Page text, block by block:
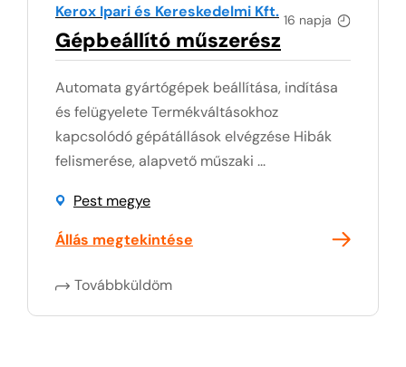
16 napja
Kerox Ipari és Kereskedelmi Kft.
Gépbeállító műszerész
Automata gyártógépek beállítása, indítása
és felügyelete Termékváltásokhoz
kapcsolódó gépátállások elvégzése Hibák
felismerése, alapvető műszaki ...
Pest megye
Állás megtekintése
Továbbküldöm